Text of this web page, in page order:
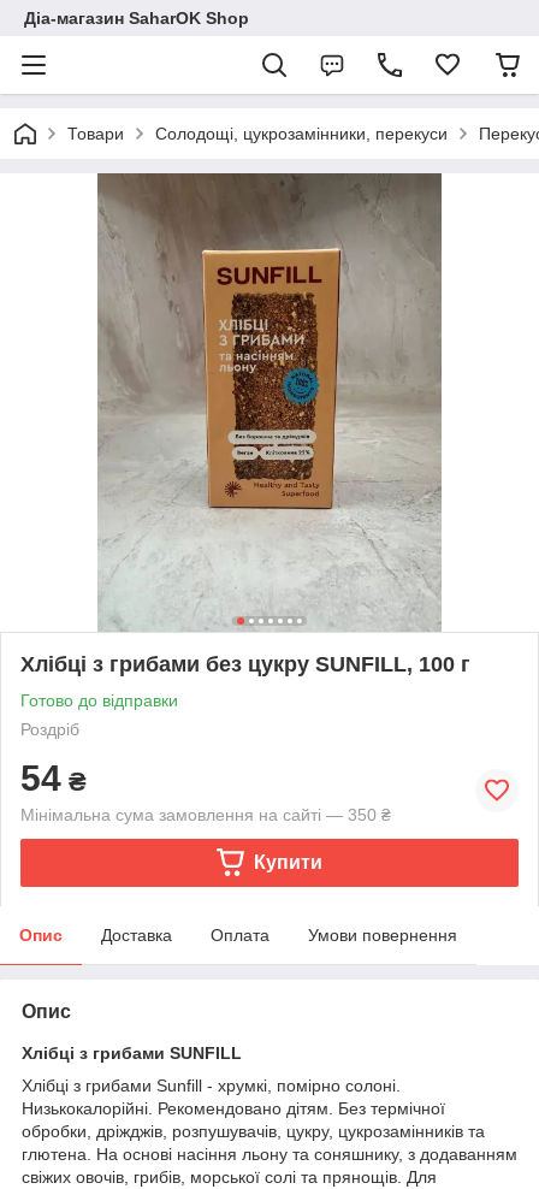
Діа-магазин SaharOK Shop
Товари Солодощі, цукрозамінники, перекуси
Хлібці з грибами без цукру SUNFILL, 100 г
Готово до відправки
Роздріб
54 ₴
Мінімальна сума замовлення на сайті — 350 ₴
Купити
Опис Доставка Оплата Умови повернення
Опис
Хлібці з грибами SUNFILL
Хлібці з грибами Sunfill - хрумкі, помірно солоні.
Низькокалорійні. Рекомендовано дітям. Без термічної
обробки, дріжджів, розпушувачів, цукру, цукрозамінників та
глютена. На основі насіння льону та соняшнику, з додаванням
свіжих овочів, грибів, морської солі та прянощів. Для